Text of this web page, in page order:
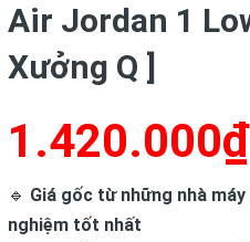
Air Jordan 1
Xưởng Q ]
1.420.000₫
🔹 Giá gốc từ những nhà
nghiệm tốt nhất